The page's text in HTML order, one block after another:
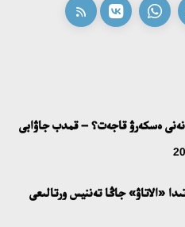
وزەكتىلىگى
ءارحيۆتىڭ اشىلعانىنا 20 جىل: نەگىزگى جەتىستىكتەرى مەن
نەنى ەسكەرۋ قاجەت؟ – قمدب جاۋابى
«الاتاۋ» جاڭا تەننيس ورتالىعى